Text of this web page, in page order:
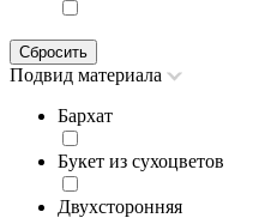
Сбросить
Подвид материала
Бархат
Букет из сухоцветов
Двухсторонняя